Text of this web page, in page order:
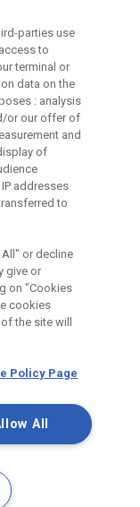
parties use
to
terminal or
data on the
: analysis
or our offer of
and
of
addresses
to
or decline
give or
on "Cookies
cookies
the site will
Policy Page
All